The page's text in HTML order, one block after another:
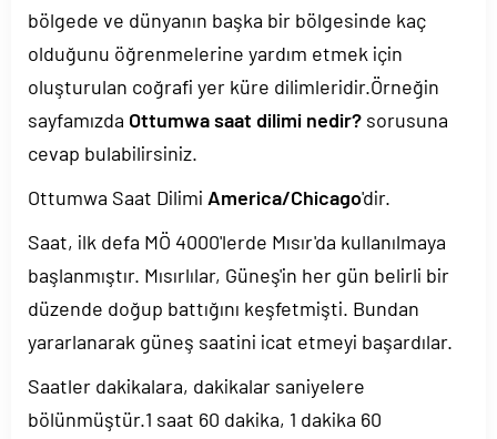
bölgede ve dünyanın başka bir bölgesinde kaç
olduğunu öğrenmelerine yardım etmek için
oluşturulan coğrafi yer küre dilimleridir.Örneğin
sayfamızda Ottumwa saat dilimi nedir? sorusuna
cevap bulabilirsiniz.
Ottumwa Saat Dilimi America/Chicago'dir.
Saat, ilk defa MÖ 4000'lerde Mısır'da kullanılmaya
başlanmıştır. Mısırlılar, Güneş'in her gün belirli bir
düzende doğup battığını keşfetmişti. Bundan
yararlanarak güneş saatini icat etmeyi başardılar.
Saatler dakikalara, dakikalar saniyelere
bölünmüştür.1 saat 60 dakika, 1 dakika 60